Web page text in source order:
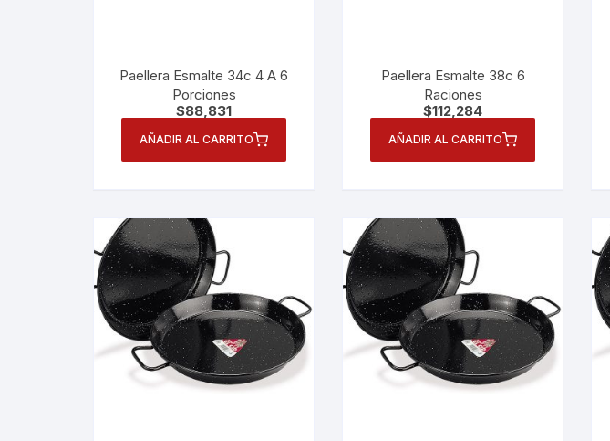
Paellera Esmalte 34c 4 A 6
Porciones
$88,831
AÑADIR AL CARRITO
Paellera Esmalte 38c 6
Raciones
$112,284
AÑADIR AL CARRITO